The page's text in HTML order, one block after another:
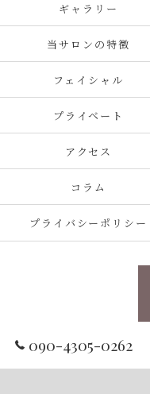
090-4305-0262
ギャラリー
当サロンの特徴
フェイシャル
プライベート
アクセス
コラム
プライバシーポリシー
© 2026 兵庫県神戸のエステな